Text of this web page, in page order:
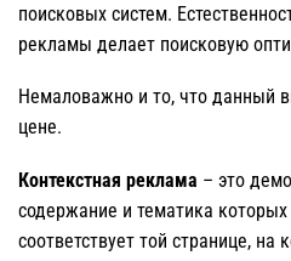
поисковых систем.
рекламы делает поисковую
Немаловажно и то, что данный
цене.
Контекстная реклама – это
содержание и тематика которых
соответствует той странице,